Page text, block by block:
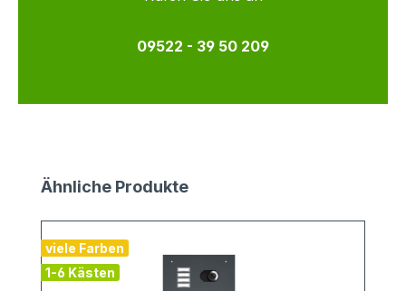
09522 - 39 50 209
Produktgalerie überspringen
Ähnliche Produkte
viele Farben
1-6 Kästen